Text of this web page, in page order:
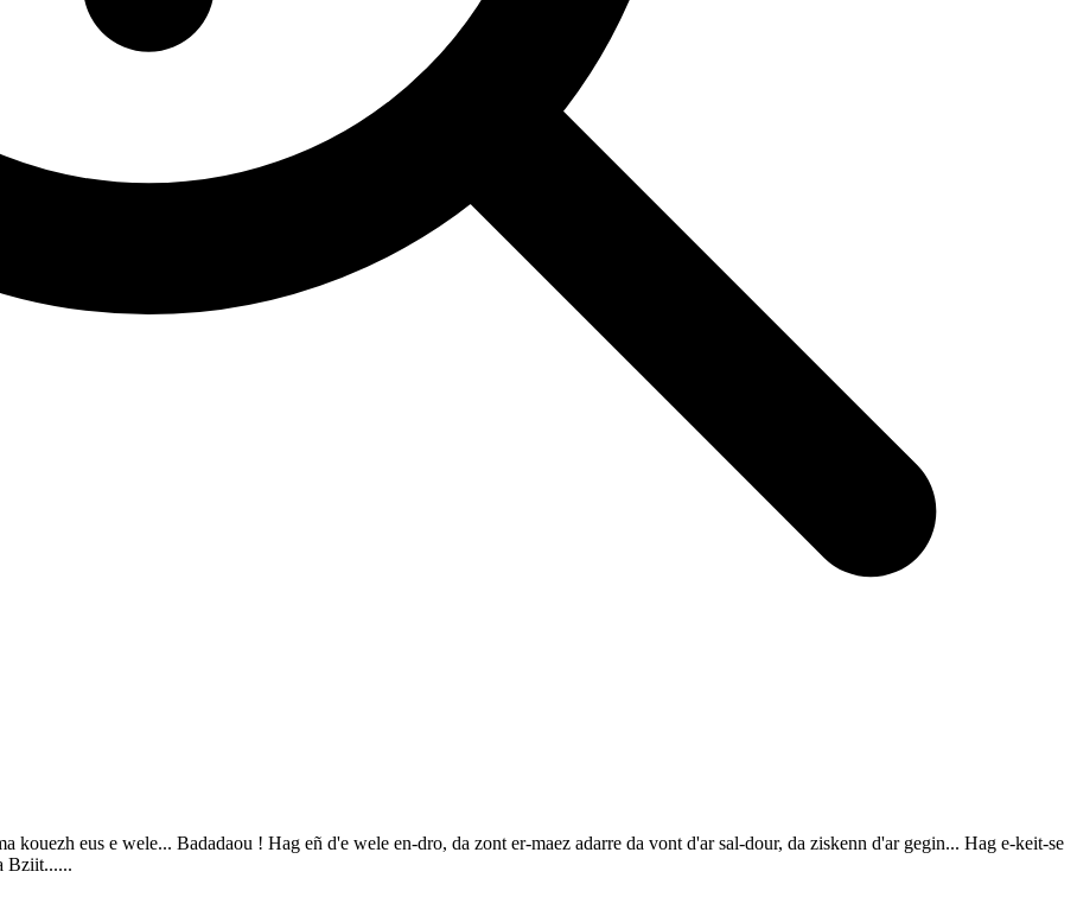
kouezh eus e wele... Badadaou ! Hag eñ d'e wele en-dro, da zont er-maez adarre da vont d'ar sal-dour, da ziskenn d'ar gegin... Hag e-keit-se
Bziit......